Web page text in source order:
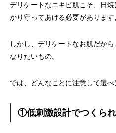
デリケートなニキビ肌こそ、日
かり守ってあげる必要があります
しかし、デリケートなお肌だか
なりたいもの。
では、どんなことに注意して選
①低刺激設計でつくら